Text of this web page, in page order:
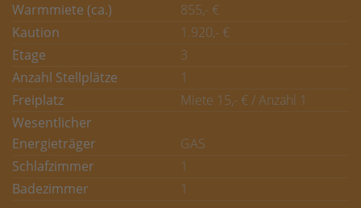
Warmmiete (ca.)
855,- €
Kaution
1.920,- €
Etage
3
Anzahl Stellplätze
1
Freiplatz
Miete 15,- € / Anzahl 1
Wesentlicher
Energieträger
GAS
Schlafzimmer
1
Badezimmer
1